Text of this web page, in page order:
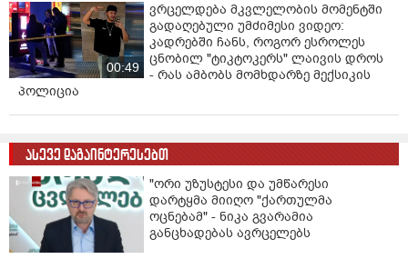
00:49
ვრცელდება მკვლელობის მომენტში
გადაღებული უმძიმესი ვიდეო:
კადრებში ჩანს, როგორ ესროლეს
ცნობილ "ტიკტოკერს" ლაივის დროს
- რას ამბობს მომხდარზე მექსიკის
პოლიცია
ასევე დაგაინტერესებთ
"ორი უზუსტესი და უმწარესი
დარტყმა მიიღო "ქართულმა
ოცნებამ" - ნიკა გვარამია
განცხადებას ავრცელებს